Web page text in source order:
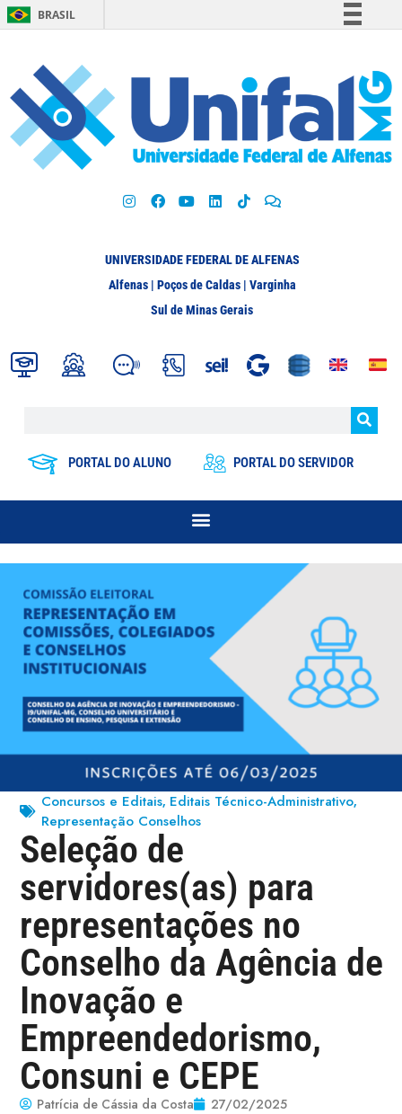
BRASIL
Participe
Acesso à informação
Legislação
UNIVERSIDADE FEDERAL DE ALFENAS
Alfenas | Poços de Caldas | Varginha
Sul de Minas Gerais
PORTAL DO ALUNO PORTAL DO SERVIDOR
Concursos e Editais, Editais Técnico-Administrativo,
Representação Conselhos
Seleção de
servidores(as) para
representações no
Conselho da Agência de
Inovação e
Empreendedorismo,
Consuni e CEPE
Patrícia de Cássia da Costa 27/02/2025